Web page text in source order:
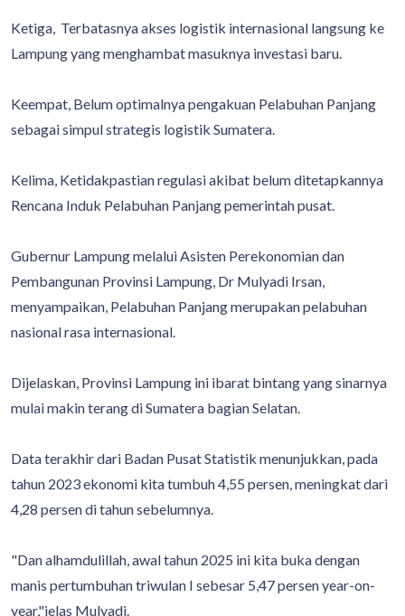
Ketiga, Terbatasnya akses logistik internasional langsung ke
Lampung yang menghambat masuknya investasi baru.
Keempat, Belum optimalnya pengakuan Pelabuhan Panjang
sebagai simpul strategis logistik Sumatera.
Kelima, Ketidakpastian regulasi akibat belum ditetapkannya
Rencana Induk Pelabuhan Panjang pemerintah pusat.
Gubernur Lampung melalui Asisten Perekonomian dan
Pembangunan Provinsi Lampung, Dr Mulyadi Irsan,
menyampaikan, Pelabuhan Panjang merupakan pelabuhan
nasional rasa internasional.
Dijelaskan, Provinsi Lampung ini ibarat bintang yang sinarnya
mulai makin terang di Sumatera bagian Selatan.
Data terakhir dari Badan Pusat Statistik menunjukkan, pada
tahun 2023 ekonomi kita tumbuh 4,55 persen, meningkat dari
4,28 persen di tahun sebelumnya.
"Dan alhamdulillah, awal tahun 2025 ini kita buka dengan
manis pertumbuhan triwulan I sebesar 5,47 persen year-on-
year,"jelas Mulyadi.